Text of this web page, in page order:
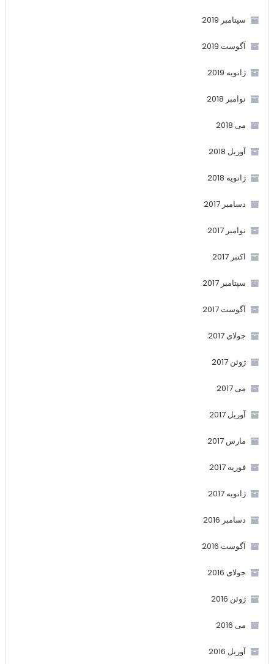
سپتامبر 2019
آگوست 2019
ژانویه 2019
نوامبر 2018
می 2018
آوریل 2018
ژانویه 2018
دسامبر 2017
نوامبر 2017
اکتبر 2017
سپتامبر 2017
آگوست 2017
جولای 2017
ژوئن 2017
می 2017
آوریل 2017
مارس 2017
فوریه 2017
ژانویه 2017
دسامبر 2016
آگوست 2016
جولای 2016
ژوئن 2016
می 2016
آوریل 2016